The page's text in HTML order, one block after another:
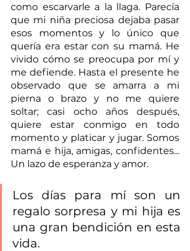
como escarvarle a la llaga. Parecía
que mi niña preciosa dejaba pasar
esos momentos y lo único que
quería era estar con su mamá. He
vivido cómo se preocupa por mí y
me defiende. Hasta el presente he
observado que se amarra a mi
pierna o brazo y no me quiere
soltar; casi ocho años después,
quiere estar conmigo en todo
momento y platicar y jugar. Somos
mamá e hija, amigas, confidentes...
Un lazo de esperanza y amor.
Los días para mí son un
regalo sorpresa y mi hija es
una gran bendición en esta
vida.